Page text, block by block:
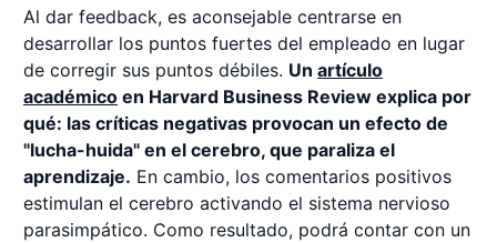
Al dar feedback, es aconsejable centrarse en
desarrollar los puntos fuertes del empleado en lugar
de corregir sus puntos débiles. Un artículo
académico en Harvard Business Review explica por
qué: las críticas negativas provocan un efecto de
"lucha-huida" en el cerebro, que paraliza el
aprendizaje. En cambio, los comentarios positivos
estimulan el cerebro activando el sistema nervioso
parasimpático. Como resultado, podrá contar con un